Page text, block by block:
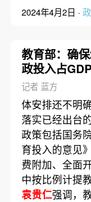
2024年4月2日 ·
教育部：确
政投入占
记者 蓝方
体安排还不明
落实已经出台
政策包括国务
育投入的意见
费附加、全面
中按比例计提
袁贵仁强调，